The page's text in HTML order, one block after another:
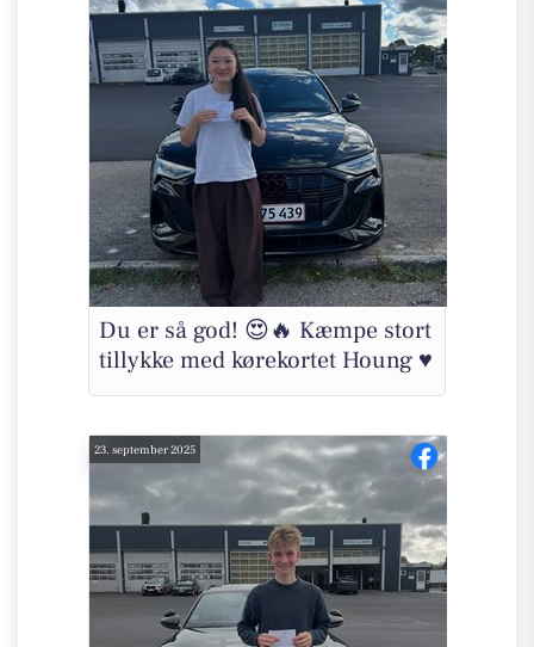
Du er så god! 😍🔥 Kæmpe stort
tillykke med kørekortet Houng ♥️
23. september 2025